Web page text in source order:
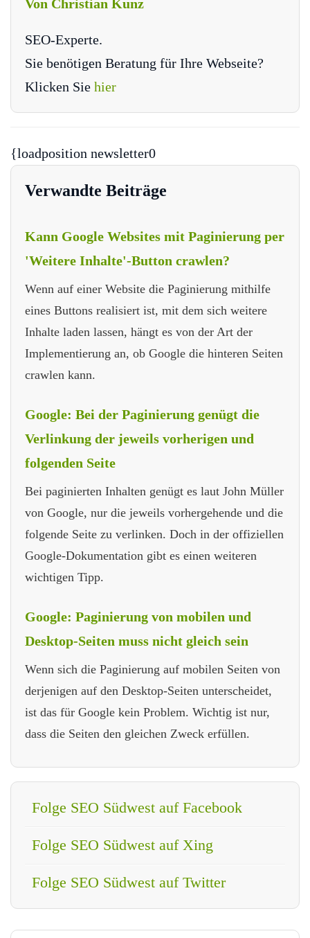
Von Christian Kunz
SEO-Experte.
Sie benötigen Beratung für Ihre Webseite?
Klicken Sie hier
{loadposition newsletter0
Verwandte Beiträge
Kann Google Websites mit Paginierung per
'Weitere Inhalte'-Button crawlen?
Wenn auf einer Website die Paginierung mithilfe
eines Buttons realisiert ist, mit dem sich weitere
Inhalte laden lassen, hängt es von der Art der
Implementierung an, ob Google die hinteren Seiten
crawlen kann.
Google: Bei der Paginierung genügt die
Verlinkung der jeweils vorherigen und
folgenden Seite
Bei paginierten Inhalten genügt es laut John Müller
von Google, nur die jeweils vorhergehende und die
folgende Seite zu verlinken. Doch in der offiziellen
Google-Dokumentation gibt es einen weiteren
wichtigen Tipp.
Google: Paginierung von mobilen und
Desktop-Seiten muss nicht gleich sein
Wenn sich die Paginierung auf mobilen Seiten von
derjenigen auf den Desktop-Seiten unterscheidet,
ist das für Google kein Problem. Wichtig ist nur,
dass die Seiten den gleichen Zweck erfüllen.
Folge SEO Südwest auf Facebook
Folge SEO Südwest auf Xing
Folge SEO Südwest auf Twitter